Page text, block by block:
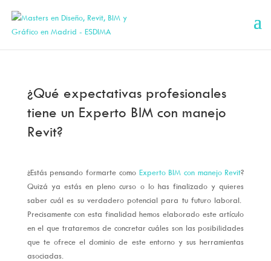
¿Qué expectativas profesionales
tiene un Experto BIM con manejo
Revit?
¿Estás pensando formarte como Experto BIM con manejo Revit?
Quizá ya estás en pleno curso o lo has finalizado y quieres
saber cuál es su verdadero potencial para tu futuro laboral.
Precisamente con esta finalidad hemos elaborado este artículo
en el que trataremos de concretar cuáles son las posibilidades
que te ofrece el dominio de este entorno y sus herramientas
asociadas.